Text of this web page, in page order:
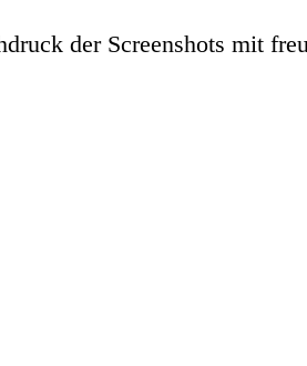
der Screenshots mit